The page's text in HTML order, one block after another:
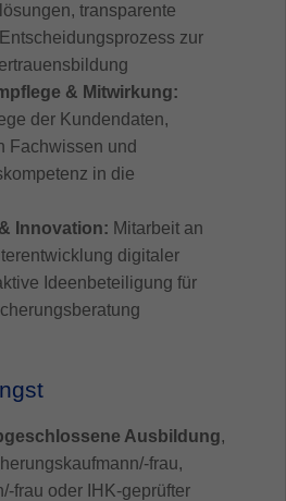
transparente
zur
& Mitwirkung:
der Kundendaten,
Fachwissen und
in die
Innovation: Mitarbeit an
digitaler
Ideenbeteiligung für
Ausbildung,
frau,
frau oder IHK-geprüfter